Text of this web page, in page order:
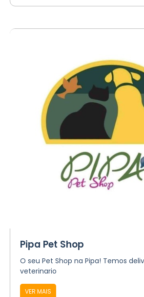
Pipa Pet Shop
O seu Pet Shop na Pipa! Temos
veterinario
VER MAIS